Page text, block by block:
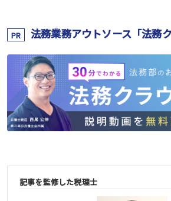
PR 法務業務アウトソース「法務
記事を監修した税理士